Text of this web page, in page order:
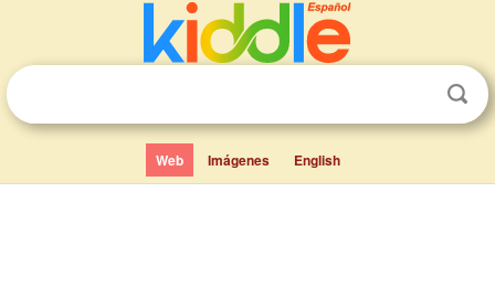
Web Imágenes English